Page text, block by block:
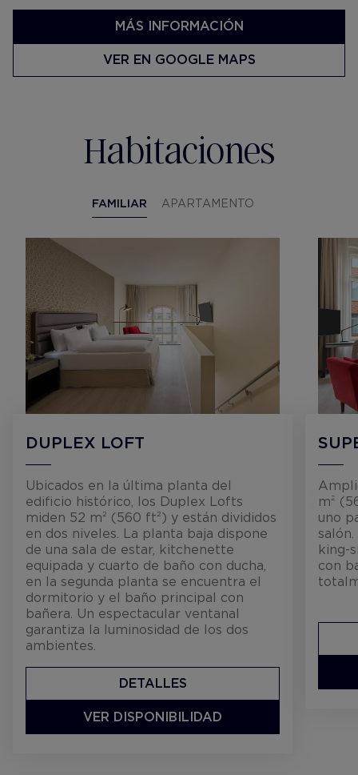
conexión a los demás puntos turísticos de la ciudad
así como al aeropuerto y otros puntos de interés.
MÁS INFORMACIÓN
VER EN GOOGLE MAPS
Habitaciones
FAMILIAR APARTAMENTO
DUPLEX LOFT
Ubicados en la última planta del
edificio histórico, los Duplex Lofts
miden 52 m² (560 ft²) y están divididos
en dos niveles. La planta baja dispone
de una sala de estar, kitchenette
equipada y cuarto de baño con ducha,
en la segunda planta se encuentra el
dormitorio y el baño principal con
bañera. Un espectacular ventanal
garantiza la luminosidad de los dos
ambientes.
DETALLES
VER DISPONIBILIDAD
m²
uno
king-
con